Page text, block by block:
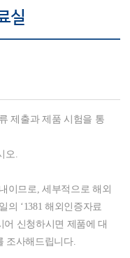
실
제출과 제품 시험을 통
오.
이므로, 세부적으로 해외
의 ‘1381 해외인증자료
어 신청하시면 제품에 대
조사해드립니다.